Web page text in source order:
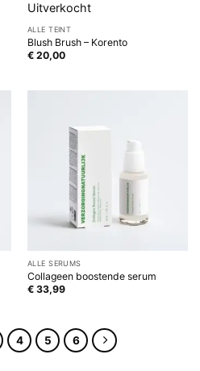
Uitverkocht
ALLE TEINT
Blush Brush – Korento
€20,00
ALLE SERUMS
Collageen boostende serum
€33,99
4 5 6